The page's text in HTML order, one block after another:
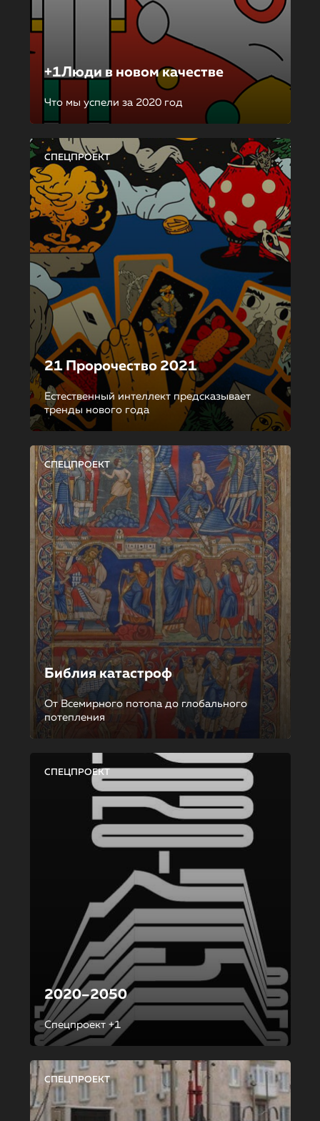
+1Люди в новом качестве
Что мы успели за 2020 год
СПЕЦПРОЕКТ
21 Пророчество 2021
Естественный интеллект предсказывает
тренды нового года
СПЕЦПРОЕКТ
Библия катастроф
От Всемирного потопа до глобального
потепления
СПЕЦПРОЕКТ
2020–2050
Спецпроект +1
СПЕЦПРОЕКТ